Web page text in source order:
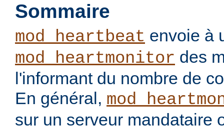
Sommaire
mod_heartbeat envoie à
mod_heartmonitor des
l'informant du nombre de
En général,
sur un serveur mandataire